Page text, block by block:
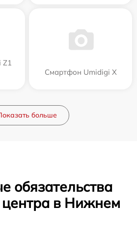
Z1
Смартфон Umidigi X
больше
обязательства
центра в Нижнем